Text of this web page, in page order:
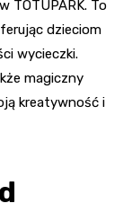
TOTUPARK. To
dzieciom
wycieczki.
magiczny
kreatywność i